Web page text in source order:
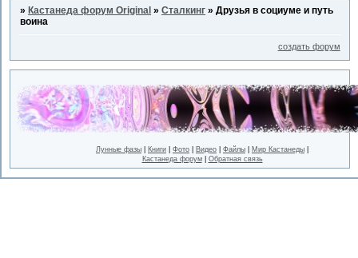
» Кастанеда форум Original »Сталкинг »Друзья в социуме и путь
воина
создать форум
Лунные фазы Книги Фото Видео Файлы Мир Кастанеды
Кастанеда форум| Обратная связь